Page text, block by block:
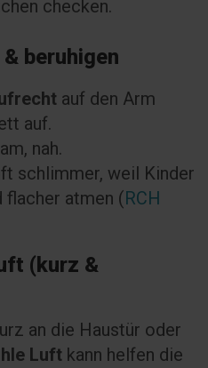
checken.
beruhigen
auf den Arm
auf.
nah.
schlimmer, weil Kinder
flacher atmen (RCH
(kurz &
an die Haustür oder
Luft kann helfen die